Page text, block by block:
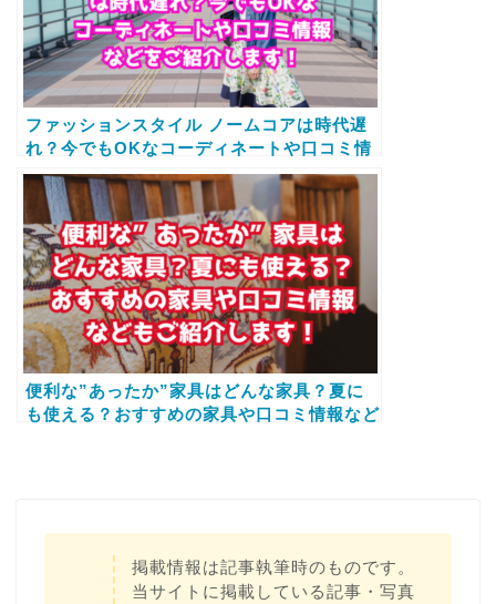
ファッションスタイル ノームコアは時代遅
れ？今でもOKなコーディネートや口コミ情
報などをご紹介します！
便利な”あったか”家具はどんな家具？夏に
も使える？おすすめの家具や口コミ情報など
掲載情報は記事執筆時のものです。
当サイトに掲載している記事・写真